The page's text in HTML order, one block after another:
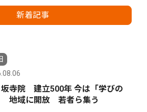
新着記事
坂寺院 建立500年 今は「学びの
地域に開放 若者ら集う